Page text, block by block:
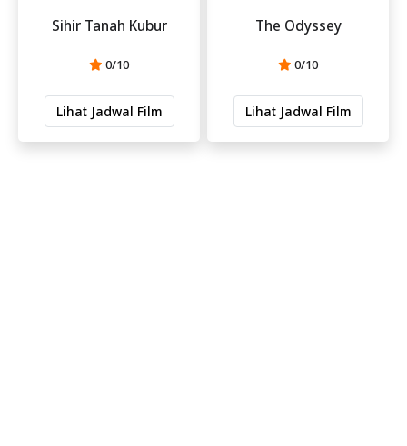
Sihir Tanah Kubur
0/10
Lihat Jadwal Film
The Odyssey
0/10
Lihat Jadwal Film